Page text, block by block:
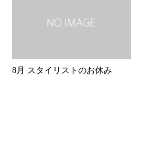
8月 スタイリストのお休み